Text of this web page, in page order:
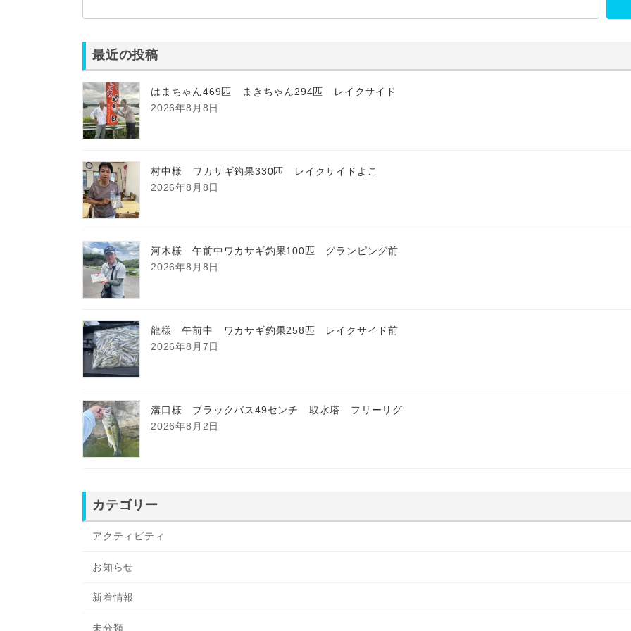
最近の投稿
はまちゃん469匹 まきちゃん294匹 レイクサイド
2026年8月8日
村中様 ワカサギ釣果330匹 レイクサイドよこ
2026年8月8日
河木様 午前中ワカサギ釣果100匹 グランピング前
2026年8月8日
龍様 午前中 ワカサギ釣果258匹 レイクサイド前
2026年8月7日
溝口様 ブラックバス49センチ 取水塔 フリーリグ
2026年8月2日
カテゴリー
アクティビティ
お知らせ
新着情報
未分類